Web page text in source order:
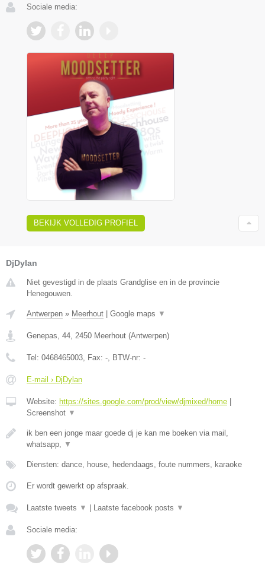
Sociale media:
BEKIJK VOLLEDIG PROFIEL
DjDylan
Niet gevestigd in de plaats Grandglise en in de provincie
Henegouwen.
Antwerpen » Meerhout Google maps ▼
Genepas, 44, 2450 Meerhout (Antwerpen)
Tel: 0468465003, Fax: -, BTW-nr: -
E-mail › DjDylan
Website: https://sites.google.com/prod/view/djmixed/home
Screenshot ▼
ik ben een jonge maar goede dj je kan me boeken via mail,
whatsapp, ▼
Diensten: dance, house, hedendaags, foute nummers, karaoke
Er wordt gewerkt op afspraak.
Laatste tweets ▼ Laatste facebook posts ▼
Sociale media: